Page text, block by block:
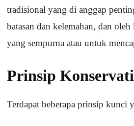
tradisional yang di anggap
batasan dan kelemahan, dan
yang sempurna atau untuk
Prinsip
Terdapat beberapa prinsip kunci